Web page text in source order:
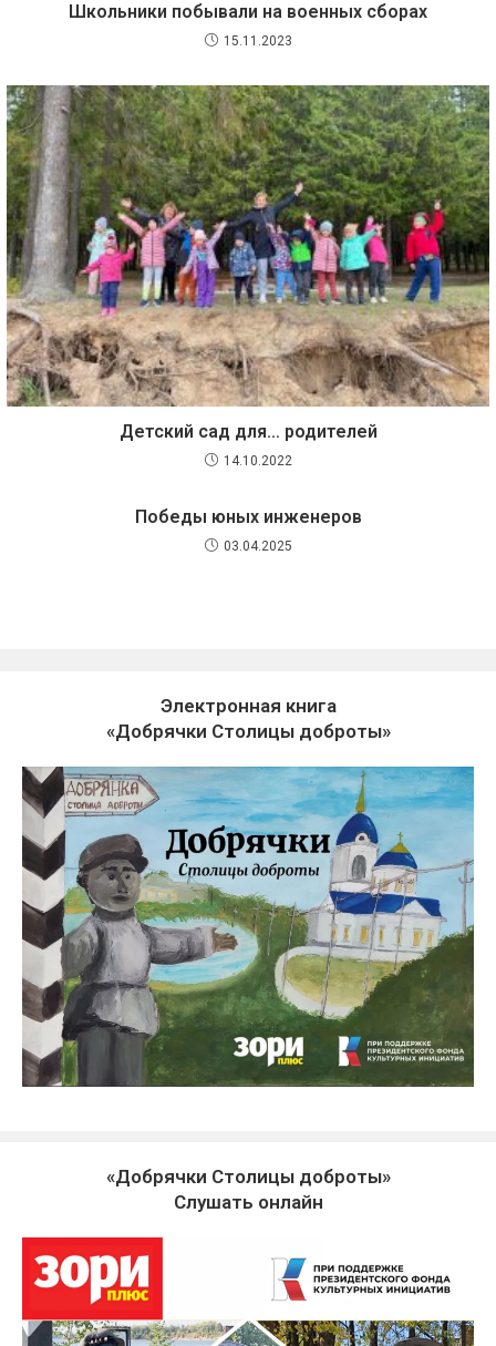
Школьники побывали на военных сборах
15.11.2023
Детский сад для… родителей
14.10.2022
Победы юных инженеров
03.04.2025
Электронная книга
«Добрячки Столицы доброты»
«Добрячки Столицы доброты»
Слушать онлайн